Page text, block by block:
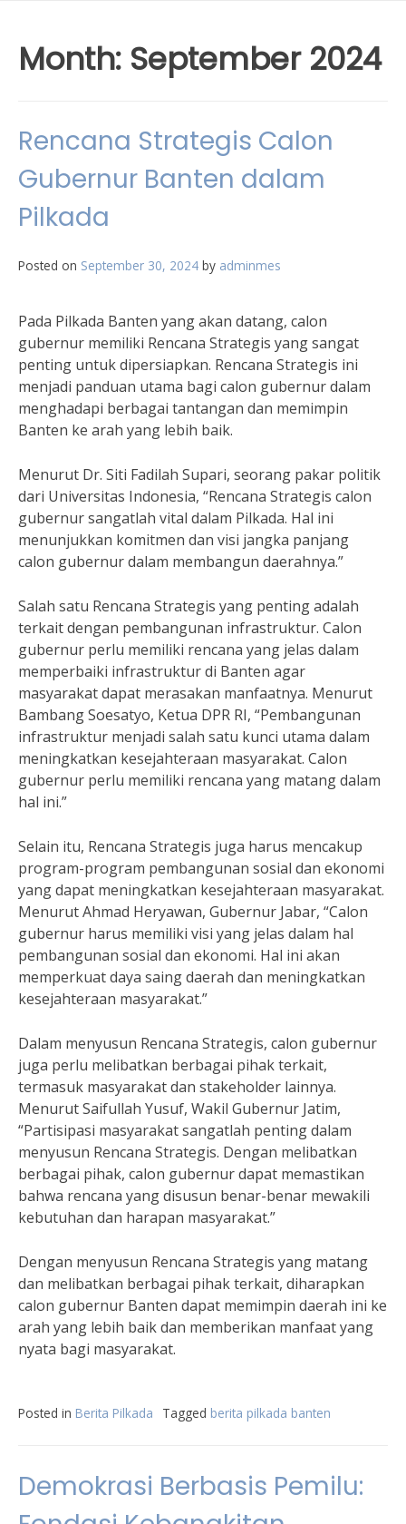
Month: September 2024
Rencana Strategis Calon
Gubernur Banten dalam
Pilkada
Posted on September 30, 2024 by adminmes
Pada Pilkada Banten yang akan datang, calon
gubernur memiliki Rencana Strategis yang sangat
penting untuk dipersiapkan. Rencana Strategis ini
menjadi panduan utama bagi calon gubernur dalam
menghadapi berbagai tantangan dan memimpin
Banten ke arah yang lebih baik.
Menurut Dr. Siti Fadilah Supari, seorang pakar politik
dari Universitas Indonesia, “Rencana Strategis calon
gubernur sangatlah vital dalam Pilkada. Hal ini
menunjukkan komitmen dan visi jangka panjang
calon gubernur dalam membangun daerahnya.”
Salah satu Rencana Strategis yang penting adalah
terkait dengan pembangunan infrastruktur. Calon
gubernur perlu memiliki rencana yang jelas dalam
memperbaiki infrastruktur di Banten agar
masyarakat dapat merasakan manfaatnya. Menurut
Bambang Soesatyo, Ketua DPR RI, “Pembangunan
infrastruktur menjadi salah satu kunci utama dalam
meningkatkan kesejahteraan masyarakat. Calon
gubernur perlu memiliki rencana yang matang dalam
hal ini.”
Selain itu, Rencana Strategis juga harus mencakup
program-program pembangunan sosial dan ekonomi
yang dapat meningkatkan kesejahteraan masyarakat.
Menurut Ahmad Heryawan, Gubernur Jabar, “Calon
gubernur harus memiliki visi yang jelas dalam hal
pembangunan sosial dan ekonomi. Hal ini akan
memperkuat daya saing daerah dan meningkatkan
kesejahteraan masyarakat.”
Dalam menyusun Rencana Strategis, calon gubernur
juga perlu melibatkan berbagai pihak terkait,
termasuk masyarakat dan stakeholder lainnya.
Menurut Saifullah Yusuf, Wakil Gubernur Jatim,
“Partisipasi masyarakat sangatlah penting dalam
menyusun Rencana Strategis. Dengan melibatkan
berbagai pihak, calon gubernur dapat memastikan
bahwa rencana yang disusun benar-benar mewakili
kebutuhan dan harapan masyarakat.”
Dengan menyusun Rencana Strategis yang matang
dan melibatkan berbagai pihak terkait, diharapkan
calon gubernur Banten dapat memimpin daerah ini ke
arah yang lebih baik dan memberikan manfaat yang
nyata bagi masyarakat.
Posted in Berita Pilkada Tagged berita pilkada banten
Demokrasi Berbasis Pemilu: